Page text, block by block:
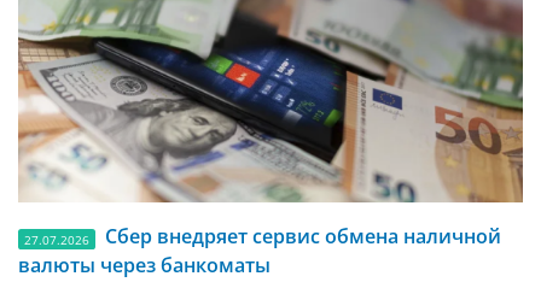
27.07.2026
Сбер внедряет сервис обмена наличной
валюты через банкоматы